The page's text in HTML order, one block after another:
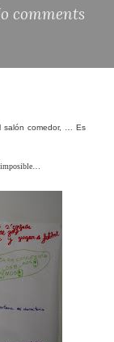
comments
salón comedor, … Es
imposible…